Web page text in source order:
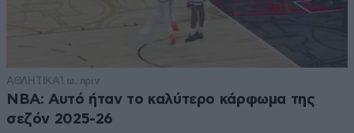
ΑΘΛΗΤΙΚΑ1 ω. πριν
NBA: Αυτό ήταν το καλύτερο κάρφωμα της
σεζόν 2025-26